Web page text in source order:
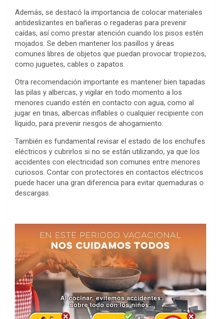
Además, se destacó la importancia de colocar materiales
antideslizantes en bañeras o regaderas para prevenir
caídas, así como prestar atención cuando los pisos estén
mojados. Se deben mantener los pasillos y áreas
comunes libres de objetos que puedan provocar tropiezos,
como juguetes, cables o zapatos.
Otra recomendación importante es mantener bien tapadas
las pilas y albercas, y vigilar en todo momento a los
menores cuando estén en contacto con agua, como al
jugar en tinas, albercas inflables o cualquier recipiente con
líquido, para prevenir riesgos de ahogamiento.
También es fundamental revisar el estado de los enchufes
eléctricos y cubrirlos si no se están utilizando, ya que los
accidentes con electricidad son comunes entre menores
curiosos. Contar con protectores en contactos eléctricos
puede hacer una gran diferencia para evitar quemaduras o
descargas.